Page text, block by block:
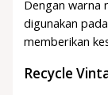
Dengan warna
digunakan
memberikan
Recycle